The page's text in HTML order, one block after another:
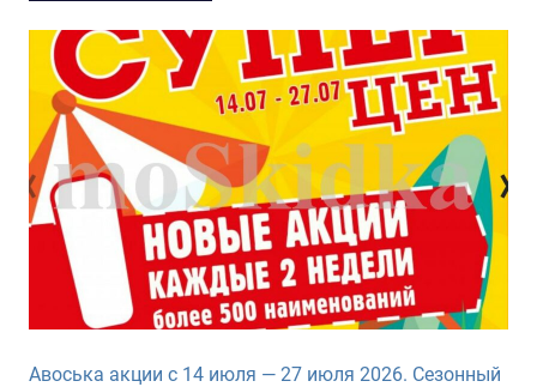
Авоська акции с 14 июля — 27 июля 2026. Сезонный